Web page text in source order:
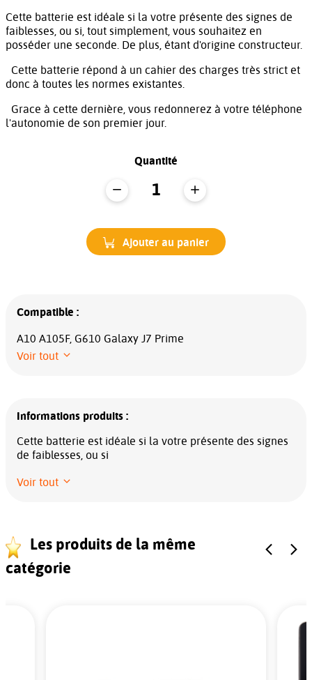
Cette batterie est idéale si la votre présente des signes de
faiblesses, ou si, tout simplement, vous souhaitez en
posséder une seconde. De plus, étant d'origine constructeur.
Cette batterie répond à un cahier des charges très strict et
donc à toutes les normes existantes.
Grace à cette dernière, vous redonnerez à votre téléphone
l'autonomie de son premier jour.
Quantité
Ajouter au panier
Compatible :
A10 A105F, G610 Galaxy J7 Prime
Voir tout
Informations produits :
Cette batterie est idéale si la votre présente des signes
de faiblesses, ou si
Voir tout
Les produits de la même
catégorie